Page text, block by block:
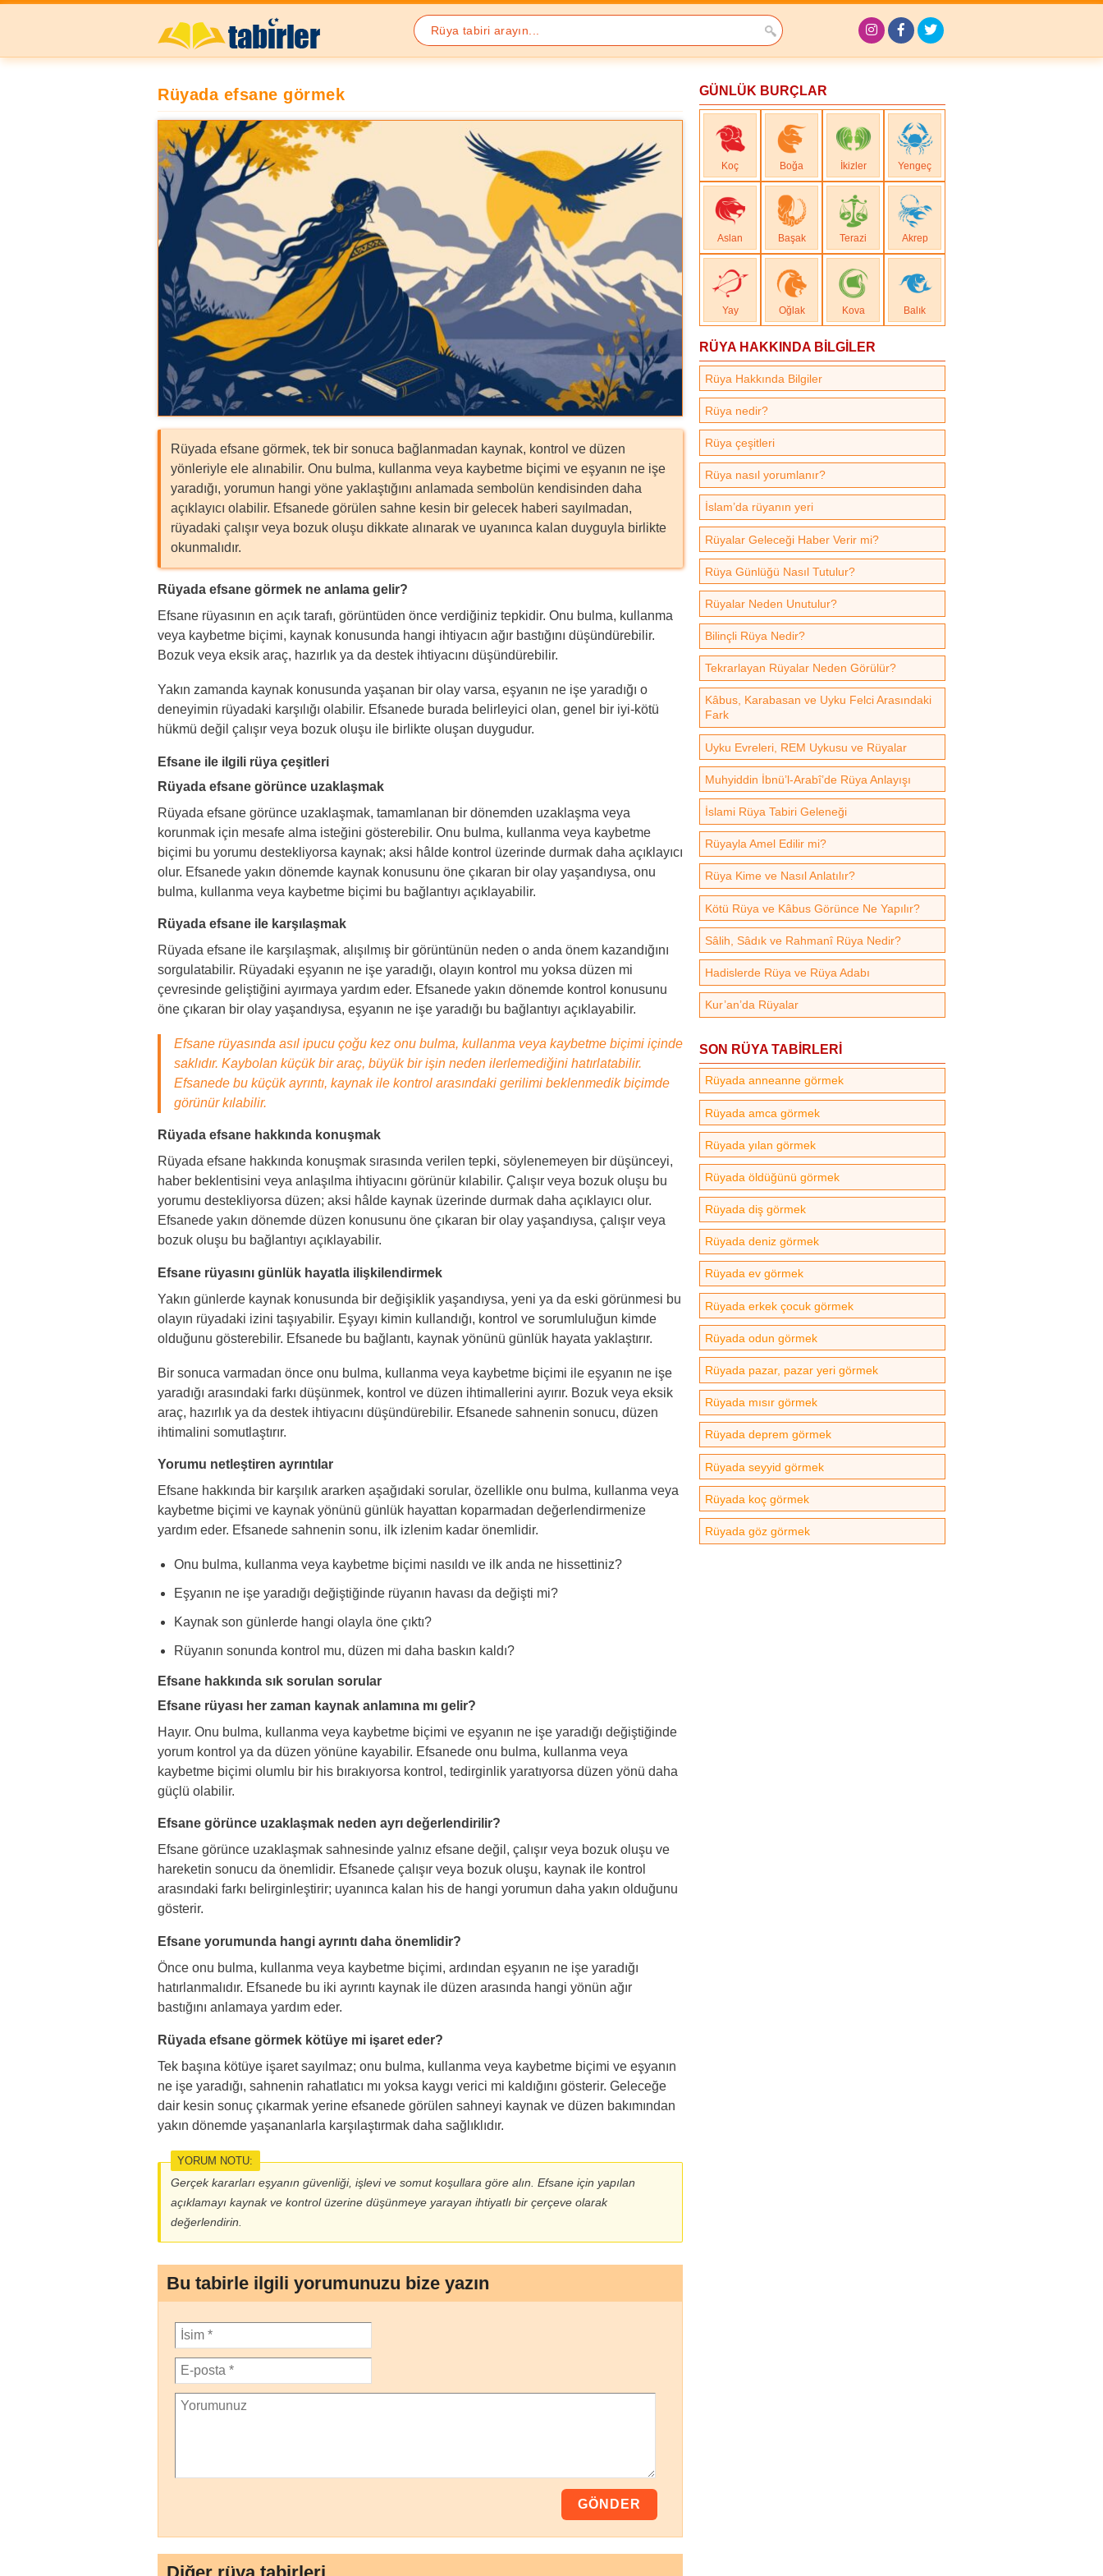
Rüyada efsane görmek
Rüyada efsane görmek, tek bir sonuca bağlanmadan kaynak, kontrol ve düzen
yönleriyle ele alınabilir. Onu bulma, kullanma veya kaybetme biçimi ve eşyanın ne işe
yaradığı, yorumun hangi yöne yaklaştığını anlamada sembolün kendisinden daha
açıklayıcı olabilir. Efsanede görülen sahne kesin bir gelecek haberi sayılmadan,
rüyadaki çalışır veya bozuk oluşu dikkate alınarak ve uyanınca kalan duyguyla birlikte
okunmalıdır.
Rüyada efsane görmek ne anlama gelir?
Efsane rüyasının en açık tarafı, görüntüden önce verdiğiniz tepkidir. Onu bulma, kullanma
veya kaybetme biçimi, kaynak konusunda hangi ihtiyacın ağır bastığını düşündürebilir.
Bozuk veya eksik araç, hazırlık ya da destek ihtiyacını düşündürebilir.
Yakın zamanda kaynak konusunda yaşanan bir olay varsa, eşyanın ne işe yaradığı o
deneyimin rüyadaki karşılığı olabilir. Efsanede burada belirleyici olan, genel bir iyi-kötü
hükmü değil çalışır veya bozuk oluşu ile birlikte oluşan duygudur.
Efsane ile ilgili rüya çeşitleri
Rüyada efsane görünce uzaklaşmak
Rüyada efsane görünce uzaklaşmak, tamamlanan bir dönemden uzaklaşma veya
korunmak için mesafe alma isteğini gösterebilir. Onu bulma, kullanma veya kaybetme
biçimi bu yorumu destekliyorsa kaynak; aksi hâlde kontrol üzerinde durmak daha açıklayıcı
olur. Efsanede yakın dönemde kaynak konusunu öne çıkaran bir olay yaşandıysa, onu
bulma, kullanma veya kaybetme biçimi bu bağlantıyı açıklayabilir.
Rüyada efsane ile karşılaşmak
Rüyada efsane ile karşılaşmak, alışılmış bir görüntünün neden o anda önem kazandığını
sorgulatabilir. Rüyadaki eşyanın ne işe yaradığı, olayın kontrol mu yoksa düzen mi
çevresinde geliştiğini ayırmaya yardım eder. Efsanede yakın dönemde kontrol konusunu
öne çıkaran bir olay yaşandıysa, eşyanın ne işe yaradığı bu bağlantıyı açıklayabilir.
Efsane rüyasında asıl ipucu çoğu kez onu bulma, kullanma veya kaybetme biçimi içinde
saklıdır. Kaybolan küçük bir araç, büyük bir işin neden ilerlemediğini hatırlatabilir.
Efsanede bu küçük ayrıntı, kaynak ile kontrol arasındaki gerilimi beklenmedik biçimde
görünür kılabilir.
Rüyada efsane hakkında konuşmak
Rüyada efsane hakkında konuşmak sırasında verilen tepki, söylenemeyen bir düşünceyi,
haber beklentisini veya anlaşılma ihtiyacını görünür kılabilir. Çalışır veya bozuk oluşu bu
yorumu destekliyorsa düzen; aksi hâlde kaynak üzerinde durmak daha açıklayıcı olur.
Efsanede yakın dönemde düzen konusunu öne çıkaran bir olay yaşandıysa, çalışır veya
bozuk oluşu bu bağlantıyı açıklayabilir.
Efsane rüyasını günlük hayatla ilişkilendirmek
Yakın günlerde kaynak konusunda bir değişiklik yaşandıysa, yeni ya da eski görünmesi bu
olayın rüyadaki izini taşıyabilir. Eşyayı kimin kullandığı, kontrol ve sorumluluğun kimde
olduğunu gösterebilir. Efsanede bu bağlantı, kaynak yönünü günlük hayata yaklaştırır.
Bir sonuca varmadan önce onu bulma, kullanma veya kaybetme biçimi ile eşyanın ne işe
yaradığı arasındaki farkı düşünmek, kontrol ve düzen ihtimallerini ayırır. Bozuk veya eksik
araç, hazırlık ya da destek ihtiyacını düşündürebilir. Efsanede sahnenin sonucu, düzen
ihtimalini somutlaştırır.
Yorumu netleştiren ayrıntılar
Efsane hakkında bir karşılık ararken aşağıdaki sorular, özellikle onu bulma, kullanma veya
kaybetme biçimi ve kaynak yönünü günlük hayattan koparmadan değerlendirmenize
yardım eder. Efsanede sahnenin sonu, ilk izlenim kadar önemlidir.
Onu bulma, kullanma veya kaybetme biçimi nasıldı ve ilk anda ne hissettiniz?
Eşyanın ne işe yaradığı değiştiğinde rüyanın havası da değişti mi?
Kaynak son günlerde hangi olayla öne çıktı?
Rüyanın sonunda kontrol mu, düzen mi daha baskın kaldı?
Efsane hakkında sık sorulan sorular
Efsane rüyası her zaman kaynak anlamına mı gelir?
Hayır. Onu bulma, kullanma veya kaybetme biçimi ve eşyanın ne işe yaradığı değiştiğinde
yorum kontrol ya da düzen yönüne kayabilir. Efsanede onu bulma, kullanma veya
kaybetme biçimi olumlu bir his bırakıyorsa kontrol, tedirginlik yaratıyorsa düzen yönü daha
güçlü olabilir.
Efsane görünce uzaklaşmak neden ayrı değerlendirilir?
Efsane görünce uzaklaşmak sahnesinde yalnız efsane değil, çalışır veya bozuk oluşu ve
hareketin sonucu da önemlidir. Efsanede çalışır veya bozuk oluşu, kaynak ile kontrol
arasındaki farkı belirginleştirir; uyanınca kalan his de hangi yorumun daha yakın olduğunu
gösterir.
Efsane yorumunda hangi ayrıntı daha önemlidir?
Önce onu bulma, kullanma veya kaybetme biçimi, ardından eşyanın ne işe yaradığı
hatırlanmalıdır. Efsanede bu iki ayrıntı kaynak ile düzen arasında hangi yönün ağır
bastığını anlamaya yardım eder.
Rüyada efsane görmek kötüye mi işaret eder?
Tek başına kötüye işaret sayılmaz; onu bulma, kullanma veya kaybetme biçimi ve eşyanın
ne işe yaradığı, sahnenin rahatlatıcı mı yoksa kaygı verici mi kaldığını gösterir. Geleceğe
dair kesin sonuç çıkarmak yerine efsanede görülen sahneyi kaynak ve düzen bakımından
yakın dönemde yaşananlarla karşılaştırmak daha sağlıklıdır.
YORUM NOTU:
Gerçek kararları eşyanın güvenliği, işlevi ve somut koşullara göre alın. Efsane için yapılan
açıklamayı kaynak ve kontrol üzerine düşünmeye yarayan ihtiyatlı bir çerçeve olarak
değerlendirin.
Bu tabirle ilgili yorumunuzu bize yazın
GÜNLÜK BURÇLAR
Koç Boğa İkizler Yengeç
Aslan Başak Terazi Akrep
Yay Oğlak Kova Balık
RÜYA HAKKINDA BİLGİLER
Rüya Hakkında Bilgiler
Rüya nedir?
Rüya çeşitleri
Rüya nasıl yorumlanır?
İslam’da rüyanın yeri
Rüyalar Geleceği Haber Verir mi?
Rüya Günlüğü Nasıl Tutulur?
Rüyalar Neden Unutulur?
Bilinçli Rüya Nedir?
Tekrarlayan Rüyalar Neden Görülür?
Kâbus, Karabasan ve Uyku Felci Arasındaki
Fark
Uyku Evreleri, REM Uykusu ve Rüyalar
Muhyiddin İbnü’l-Arabî’de Rüya Anlayışı
İslami Rüya Tabiri Geleneği
Rüyayla Amel Edilir mi?
Rüya Kime ve Nasıl Anlatılır?
Kötü Rüya ve Kâbus Görünce Ne Yapılır?
Sâlih, Sâdık ve Rahmanî Rüya Nedir?
Hadislerde Rüya ve Rüya Adabı
Kur’an’da Rüyalar
SON RÜYA TABİRLERİ
Rüyada anneanne görmek
Rüyada amca görmek
Rüyada yılan görmek
Rüyada öldüğünü görmek
Rüyada diş görmek
Rüyada deniz görmek
Rüyada ev görmek
Rüyada erkek çocuk görmek
Rüyada odun görmek
Rüyada pazar, pazar yeri görmek
Rüyada mısır görmek
Rüyada deprem görmek
Rüyada seyyid görmek
Rüyada koç görmek
Rüyada göz görmek